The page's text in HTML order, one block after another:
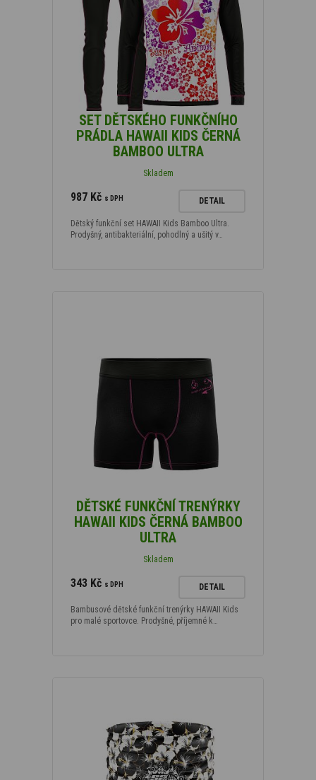
SET DĚTSKÉHO FUNKČNÍHO
PRÁDLA HAWAII KIDS ČERNÁ
BAMBOO ULTRA
Skladem
987 Kč s DPH DETAIL
Dětský funkční set HAWAII Kids Bamboo Ultra.
Prodyšný, antibakteriální, pohodlný a ušitý v…
DĚTSKÉ FUNKČNÍ TRENÝRKY
HAWAII KIDS ČERNÁ BAMBOO
ULTRA
Skladem
343 Kč s DPH DETAIL
Bambusové dětské funkční trenýrky HAWAII Kids
pro malé sportovce. Prodyšné, příjemné k…